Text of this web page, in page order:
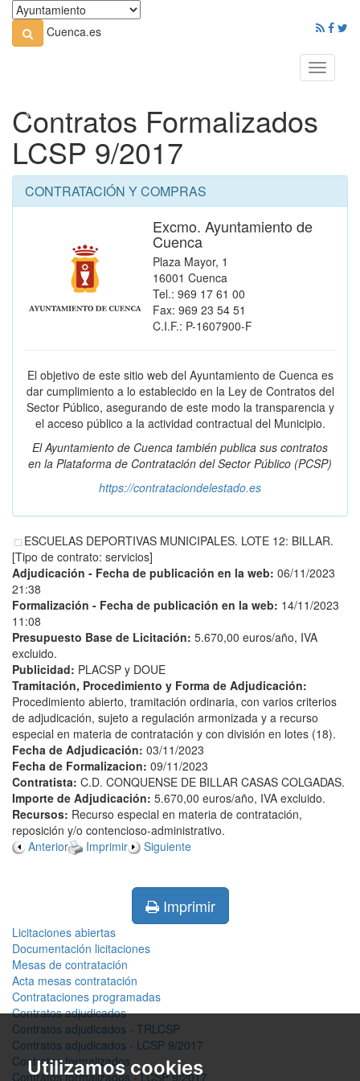
Utilizamos cookies
Cuenca.es
Toggle
Contratos Formalizados
LCSP 9/2017
CONTRATACIÓN Y COMPRAS
Excmo. Ayuntamiento de
Cuenca
Plaza Mayor, 1
16001 Cuenca
Tel.: 969 17 61 00
Fax: 969 23 54 51
C.I.F.: P-1607900-F
El objetivo de este sitio web del Ayuntamiento de Cuenca es
dar cumplimiento a lo establecido en la Ley de Contratos del
Sector Público, asegurando de este modo la transparencia y
el acceso público a la actividad contractual del Municipio.
El Ayuntamiento de Cuenca también publica sus contratos
en la Plataforma de Contratación del Sector Público (PCSP)
https://contrataciondelestado.es
ESCUELAS DEPORTIVAS MUNICIPALES. LOTE 12: BILLAR.
[Tipo de contrato: servicios]
Adjudicación - Fecha de publicación en la web: 06/11/2023
21:38
Formalización - Fecha de publicación en la web: 14/11/2023
11:08
Presupuesto Base de Licitación: 5.670,00 euros/año, IVA
excluido.
Publicidad: PLACSP y DOUE
Tramitación, Procedimiento y Forma de Adjudicación:
Procedimiento abierto, tramitación ordinaria, con varios criterios
de adjudicación, sujeto a regulación armonizada y a recurso
especial en materia de contratación y con división en lotes (18).
Fecha de Adjudicación: 03/11/2023
Fecha de Formalizacion: 09/11/2023
Contratista: C.D. CONQUENSE DE BILLAR CASAS COLGADAS.
Importe de Adjudicación: 5.670,00 euros/año, IVA excluido.
Recursos: Recurso especial en materia de contratación,
reposición y/o contencioso-administrativo.
Anterior
Imprimir Siguiente
Imprimir
Licitaciones abiertas
Documentación licitaciones
Mesas de contratación
Acta mesas contratación
Contrataciones programadas
Contratos adjudicados
Contratos adjudicados - TRLCSP
Contratos adjudicados - LCSP 9/2017
Contratos formalizados
Contratos formalizados - LCSP 9/2017